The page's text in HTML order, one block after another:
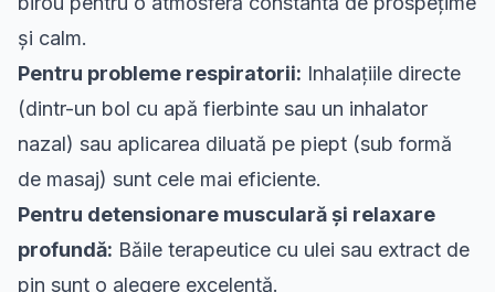
și calm.
Pentru probleme respiratorii: Inhalațiile directe
(dintr-un bol cu apă fierbinte sau un inhalator
nazal) sau aplicarea diluată pe piept (sub formă
de masaj) sunt cele mai eficiente.
Pentru detensionare musculară și relaxare
profundă: Băile terapeutice cu ulei sau extract de
pin sunt o alegere excelentă.